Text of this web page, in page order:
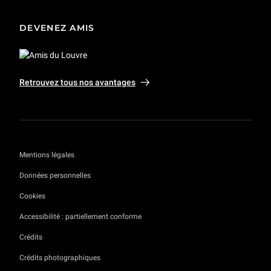
DEVENEZ AMIS
Retrouvez tous nos avantages
Mentions légales
Données personnelles
Cookies
Accessibilité : partiellement conforme
Crédits
Crédits photographiques